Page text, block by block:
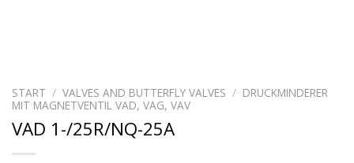
START / VALVES AND BUTTERFLY VALVES / DRUCKMINDERER
MIT MAGNETVENTIL VAD, VAG, VAV
VAD 1-/25R/NQ-25A